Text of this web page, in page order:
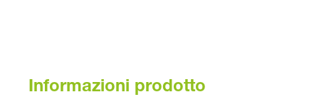
Informazioni prodotto